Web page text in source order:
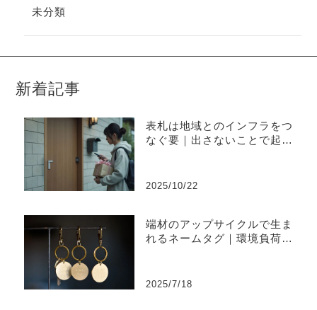
未分類
新着記事
表札は地域とのインフラをつ
なぐ要｜出さないことで起き
2025/10/22
端材のアップサイクルで生ま
れるネームタグ｜環境負荷を
2025/7/18